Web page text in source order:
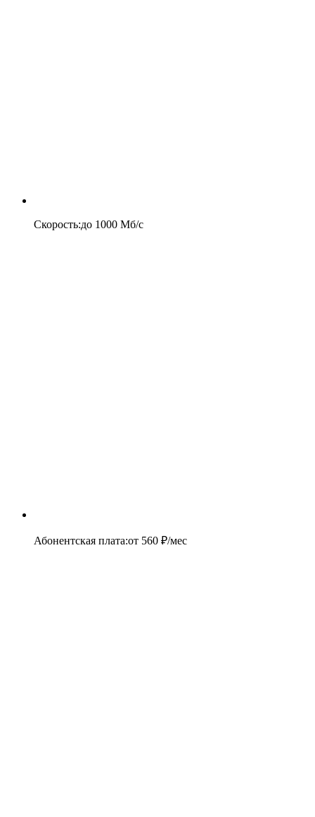
Скорость:до 1000 Мб/c
Абонентская плата:от 560 ₽/мес